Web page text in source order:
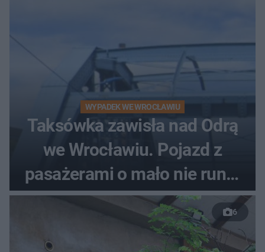
WYPADEK WE WROCŁAWIU
Taksówka zawisła nad Odrą
we Wrocławiu. Pojazd z
pasażerami o mało nie runął
do rzeki
6